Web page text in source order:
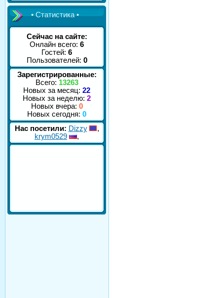
• Статистика •
Сейчас на сайте:
Онлайн всего: 6
Гостей: 6
Пользователей: 0
Зарегистрированные:
Всего: 13263
Новых за месяц: 22
Новых за неделю: 2
Новых вчера: 0
Новых сегодня: 0
Нас посетили: Dizzy
,
krym0529
,